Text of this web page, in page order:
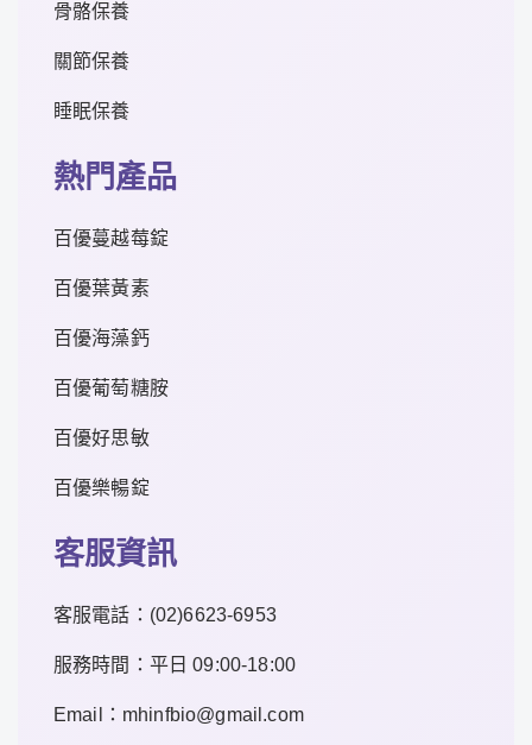
骨骼保養
關節保養
睡眠保養
熱門產品
百優蔓越莓錠
百優葉黃素
百優海藻鈣
百優葡萄糖胺
百優好思敏
百優樂暢錠
客服資訊
客服電話： (02)6623-6953
服務時間：平日 09:00-18:00
Email：mhinfbio@gmail.com